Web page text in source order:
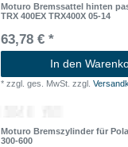
Moturo Bremssattel hinten
TRX 400EX TRX400X 05-14
63,78 € *
In den
*zzgl. ges. MwSt. zzgl.
Moturo Bremszylinder für
300-600